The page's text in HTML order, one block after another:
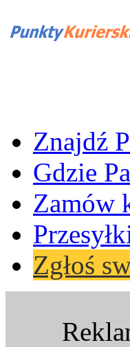
Znajdź
Gdzie
Zamów
Zgłoś